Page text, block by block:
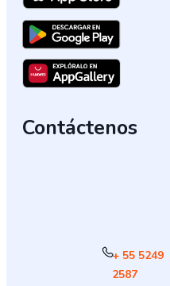
Contáctenos
+ 55 5249
2587